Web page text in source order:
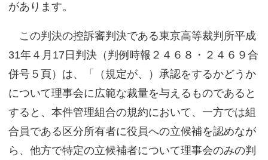
があります。
この判決の控訴審判決である東京高等裁判所平成
31年４月17日判決（判例時報２４６８・２４６９合
併号５頁）は、「（規定が、）承認をするかどうか
について理事会に広範な裁量を与えるものであると
すると、本件管理組合の規約において、一方では組
合員である区分所有者に役員への立候補を認めなが
ら、他方で特定の立候補者について理事会のみの判